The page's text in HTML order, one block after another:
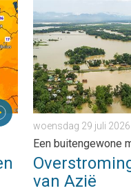
Midden-Europa. . .
Overstromingen in
woensdag 29 juli 2026
Een buitengewone
van Azië